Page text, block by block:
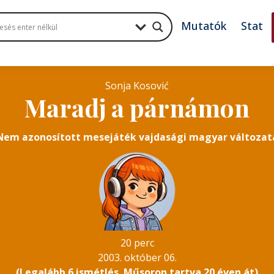
Mutatók Stat
Sonja Kosović
Maradj a párnámon
azonosított mesejáték vajdasági magyar
20 perc
2003. október 06.